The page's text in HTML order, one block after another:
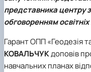
представника центру
обговоренням
ГарантОПП «Геодезія
КОВАЛЬЧУКдоповів
навчальних планах